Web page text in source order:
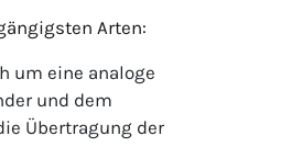
Arten:
um eine analoge
und dem
Übertragung der